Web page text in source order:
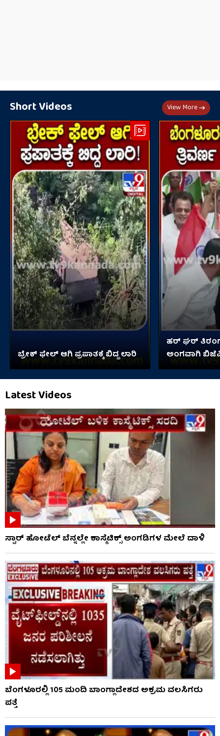
Short Videos View More
ಬ್ರೇಕ್ ಫೇಲ್ ಆಗಿ ಪ್ರಪಾತಕ್ಕೆ ಬಿದ್ದ ಲಾರಿ
ಹರ್ ಘರ್
ಅಂಗವಾಗಿ
ಯಾತ್ರೆ
Latest Videos
ಸ್ಟಾರ್ ಹೋಟೆಲ್​​​​​ ಬೆನ್ನಲ್ಲೇ ಕಾಸ್ಮೆಟಿಕ್ಸ್ ಅಂಗಡಿಗಳ ಮೇಲೆ ದಾಳಿ
ಬೆಂಗಳೂರಲ್ಲಿ 105 ಮಂದಿ ಬಾಂಗ್ಲಾದೇಶದ ಅಕ್ರಮ ವಲಸಿಗರು
ಪತ್ತೆ